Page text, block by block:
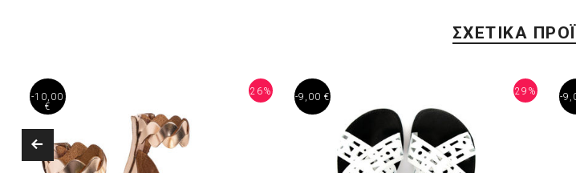
ΣΧΕΤΙΚΑ
26%
-10,00
€
29%
-9,00 € -